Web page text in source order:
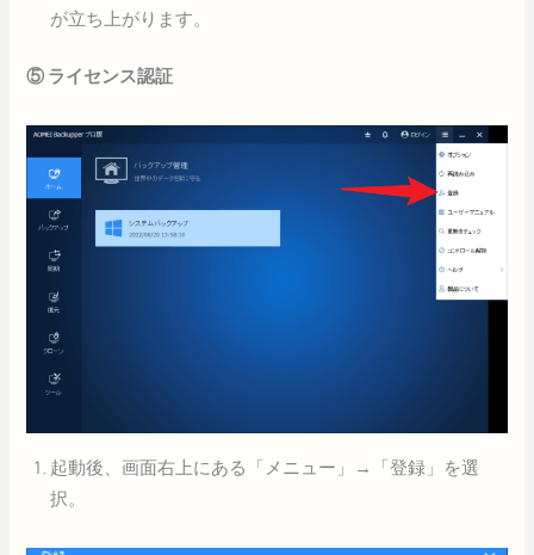
が立ち上がります。
⑤ ライセンス認証
起動後、画面右上にある「メニュー」→「登録」を選
択。